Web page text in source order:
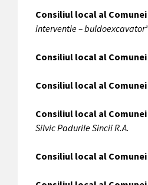
Consiliul local al Comunei
interventie –
Consiliul local al Comunei
Consiliul local al Comunei
Consiliul local al Comunei
Silvic Padurile Sincii R.A.
Consiliul local al Comunei